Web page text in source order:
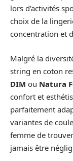
lors d’activités
choix de la
concentration et
Malgré la
string en coton
DIM ou Natura
confort et
parfaitement
variantes de
femme de
jamais être